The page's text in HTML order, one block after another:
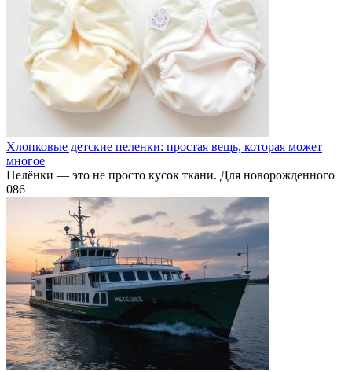
Хлопковые детские пеленки: простая вещь, которая может
многое
Пелёнки — это не просто кусок ткани. Для новорожденного
086